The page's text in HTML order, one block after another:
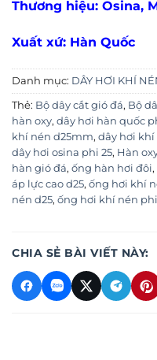
Thương hiệu: Osina,
Xuất xứ: Hàn Quốc
Danh mục: DÂY HƠI KHÍ
Thẻ: Bộ dây cắt gió đá, Bộ
hàn oxy, dây hơi hàn quốc
khí nén d25mm, dây hơi khí
dây hơi osina phi 25, Hàn
hàn gió đá, ống hàn hơi đôi,
áp lực cao d25, ống hơi khí
nén d25, ống hơi khí nén phi
CHIA SẺ BÀI VIẾT NÀY: